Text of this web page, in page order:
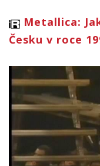
Metallica:
Česku v roce